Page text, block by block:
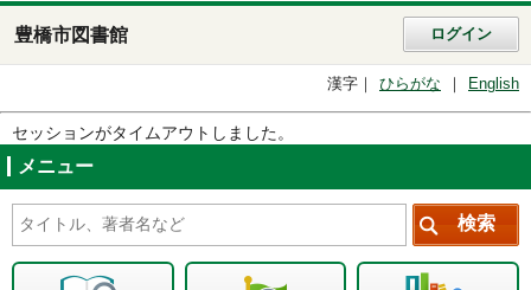
豊橋市図書館 ログイン
漢字 ひらがな English
セッションがタイムアウトしました。
メニュー